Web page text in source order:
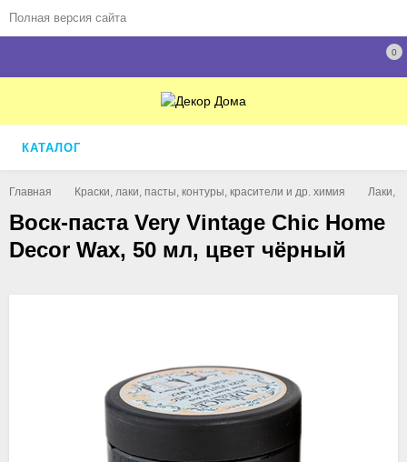
Полная версия сайта
0
КАТАЛОГ
Главная Краски, лаки, пасты, контуры, красители и др. химия Лаки,
Воск-паста Very Vintage Chic Home
Decor Wax, 50 мл, цвет чёрный